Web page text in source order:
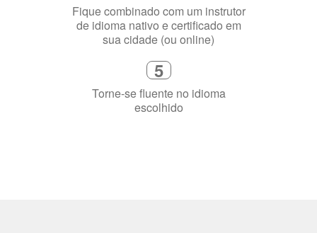
4
Fique combinado com um instrutor
de idioma nativo e certificado em
sua cidade (ou online)
5